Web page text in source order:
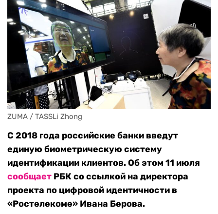
ZUMA / TASSLi Zhong
С 2018 года российские банки введут
единую биометрическую систему
идентификации клиентов. Об этом 11 июля
сообщает РБК со ссылкой на директора
проекта по цифровой идентичности в
«Ростелекоме» Ивана Берова.